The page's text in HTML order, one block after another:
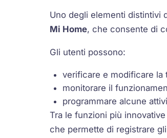
Uno degli elementi distintivi
Mi Home, che consente di
Gli utenti possono:
verificare e modificare la
monitorare il
programmare alcune
Tra le funzioni più
che permette di registrare